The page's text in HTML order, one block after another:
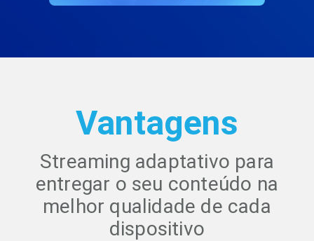
Vantagens
Streaming adaptativo para
entregar o seu conteúdo na
melhor qualidade de cada
dispositivo